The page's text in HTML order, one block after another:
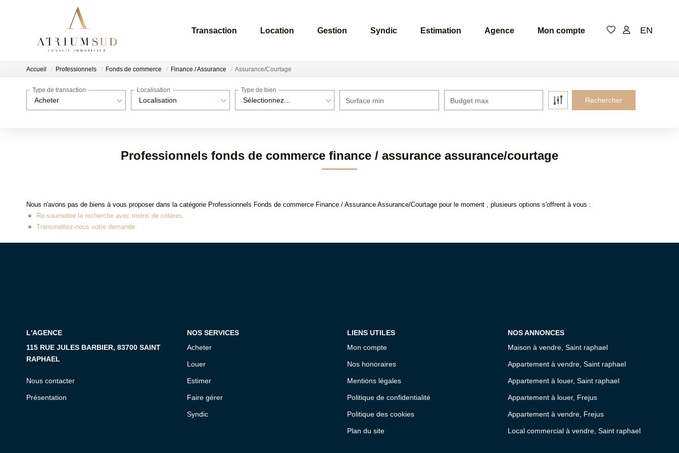
Transaction Location Gestion Syndic Estimation Agence Mon compte EN
Accueil Professionnels Fonds de commerce Finance / Assurance Assurance/Courtage
Acheter
Type de transaction
Localisation
Localisation
Sélectionnez...
Type de bien
Surface min Budget max
Professionnels fonds de commerce finance / assurance assurance/courtage
Nous n'avons pas de biens à vous proposer dans la catégorie Professionnels Fonds de commerce Finance / Assurance Assurance/Courtage pour le moment , plusieurs options s'offrent à vous :
Re-soumettre la recherche avec moins de critères.
Transmettez-nous votre demande
L'AGENCE
115 RUE JULES BARBIER, 83700 SAINT
RAPHAEL
Nous contacter
Présentation
NOS SERVICES
Acheter
Louer
Estimer
Faire gérer
Syndic
LIENS UTILES
Mon compte
Nos honoraires
Mentions légales
Politique de confidentialité
Politique des cookies
Plan du site
NOS ANNONCES
Maison à vendre, Saint raphael
Appartement à vendre, Saint raphael
Appartement à louer, Saint raphael
Appartement à louer, Frejus
Appartement à vendre, Frejus
Local commercial à vendre, Saint raphael